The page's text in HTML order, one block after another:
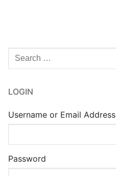
Rechercher
LOGIN
Username or Email Address
Password